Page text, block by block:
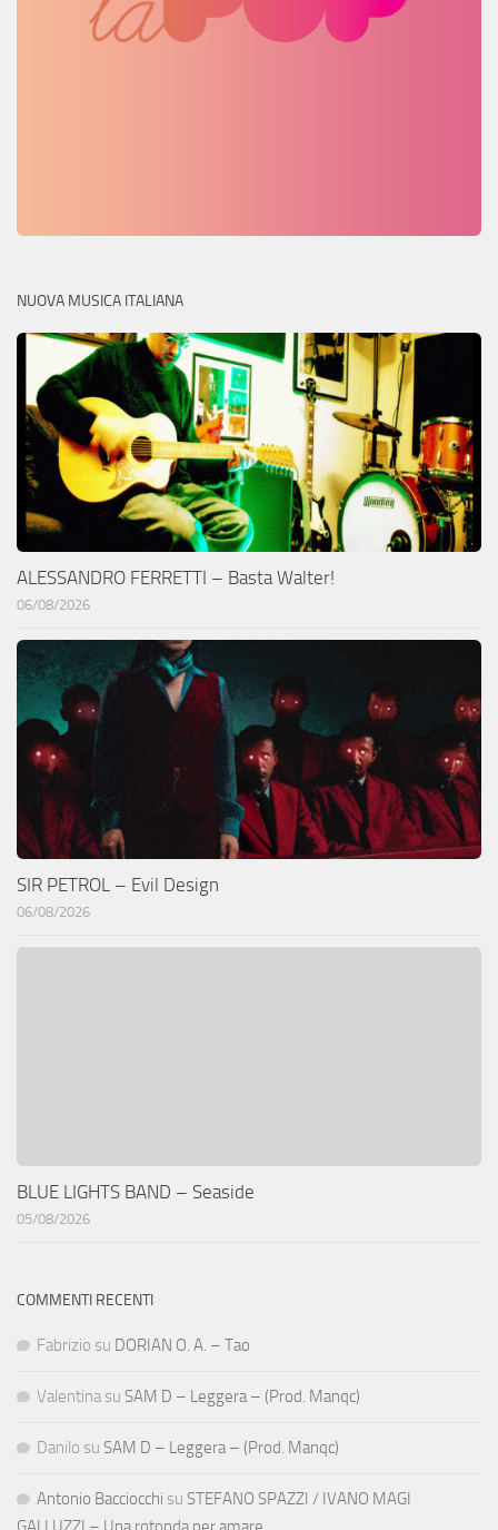
NUOVA MUSICA ITALIANA
ALESSANDRO FERRETTI – Basta Walter!
06/08/2026
SIR PETROL – Evil Design
06/08/2026
BLUE LIGHTS BAND – Seaside
05/08/2026
COMMENTI RECENTI
Fabrizio su DORIAN O. A. – Tao
Valentina su SAM D – Leggera – (Prod. Manqc)
Danilo su SAM D – Leggera – (Prod. Manqc)
Antonio Bacciocchi su STEFANO SPAZZI / IVANO MAGI